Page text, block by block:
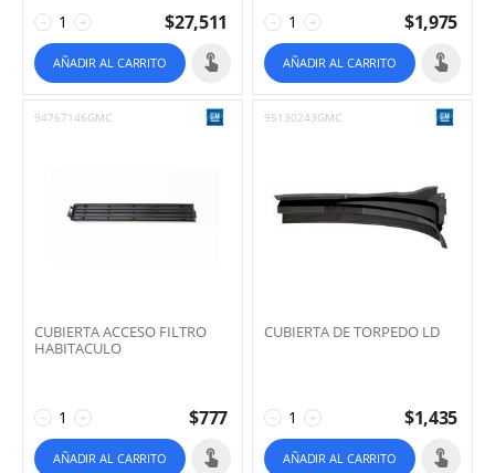
+
− $27,511
AÑADIR AL CARRITO
+
− $1,975
AÑADIR AL CARRITO
94767146GMC
CUBIERTA ACCESO FILTRO
HABITACULO
+
− $777
AÑADIR AL CARRITO
95130243GMC
CUBIERTA DE TORPEDO LD
+
− $1,435
AÑADIR AL CARRITO